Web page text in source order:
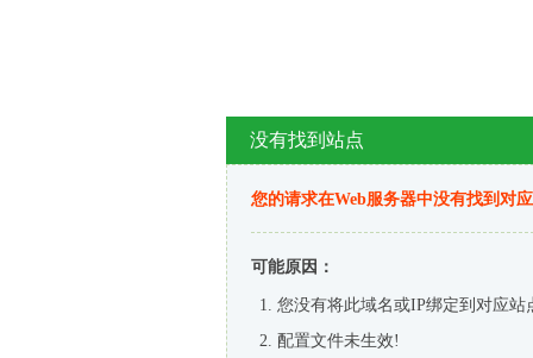
没有找到站点
您的请求在Web服务器中没有找到对
可能原因：
您没有将此域名或IP绑定到对应站
配置文件未生效!